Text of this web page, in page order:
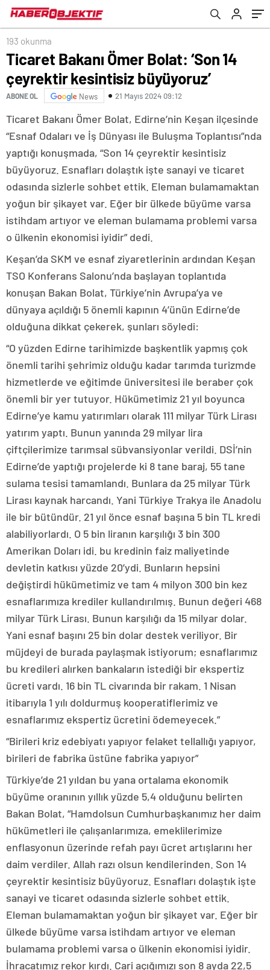
193 okunma
Ticaret Bakanı Ömer Bolat: ‘Son 14
çeyrektir kesintisiz büyüyoruz’
ABONE OL News 21 Mayıs 2024 09:12
Ticaret Bakanı Ömer Bolat, Edirne’nin Keşan ilçesinde
“Esnaf Odaları ve İş Dünyası ile Buluşma Toplantısı”nda
yaptığı konuşmada, “Son 14 çeyrektir kesintisiz
büyüyoruz. Esnafları dolaştık işte sanayi ve ticaret
odasında sizlerle sohbet ettik. Eleman bulamamaktan
yoğun bir şikayet var. Eğer bir ülkede büyüme varsa
istihdam artıyor ve eleman bulamama problemi varsa
o ülkenin ekonomisi iyidir” dedi.
Keşan’da SKM ve esnaf ziyaretlerinin ardından Keşan
TSO Konferans Salonu’nda başlayan toplantıda
konuşan Bakan Bolat, Türkiye’nin Avrupa’ya ve
dünyaya açıldığı 5 önemli kapının 4’ünün Edirne’de
olduğuna dikkat çekerek, şunları söyledi:
“O yüzden Edirne tarihimizde başkentlik yapmış çok
önemli tarihi şehrimiz olduğu kadar tarımda turizmde
hizmetlerde ve eğitimde üniversitesi ile beraber çok
önemli bir yer tutuyor. Hükümetimiz 21 yıl boyunca
Edirne’ye kamu yatırımları olarak 111 milyar Türk Lirası
yatırım yaptı. Bunun yanında 29 milyar lira
çiftçilerimize tarımsal sübvansiyonlar verildi. DSİ’nin
Edirne’de yaptığı projelerde ki 8 tane baraj, 55 tane
sulama tesisi tamamlandı. Bunlara da 25 milyar Türk
Lirası kaynak harcandı. Yani Türkiye Trakya ile Anadolu
ile bir bütündür. 21 yıl önce esnaf başına 5 bin TL kredi
alabiliyorlardı. O 5 bin liranın karşılığı 3 bin 300
Amerikan Doları idi. bu kredinin faiz maliyetinde
devletin katkısı yüzde 20’ydi. Bunların hepsini
değiştirdi hükümetimiz ve tam 4 milyon 300 bin kez
esnaflarımıza krediler kullandırılmış. Bunun değeri 468
milyar Türk Lirası. Bunun karşılığı da 15 milyar dolar.
Yani esnaf başını 25 bin dolar destek veriliyor. Bir
müjdeyi de burada paylaşmak istiyorum; esnaflarımız
bu kredileri alırken bankaların istediği bir ekspertiz
ücreti vardı. 16 bin TL civarında bir rakam. 1 Nisan
itibarıyla 1 yılı doldurmuş kooperatiflerimiz ve
esnaflarımız ekspertiz ücretini ödemeyecek.”
“Birileri kriz edebiyatı yapıyor felaket tellallığı yapıyor,
birileri de fabrika üstüne fabrika yapıyor”
Türkiye’de 21 yıldan bu yana ortalama ekonomik
büyüme oranının yıllık yüzde 5,4 olduğunu belirten
Bakan Bolat, “Hamdolsun Cumhurbaşkanımız her daim
hükümetleri ile çalışanlarımıza, emeklilerimize
enflasyonun üzerinde refah payı ücret artışlarını her
daim verdiler. Allah razı olsun kendilerinden. Son 14
çeyrektir kesintisiz büyüyoruz. Esnafları dolaştık işte
sanayi ve ticaret odasında sizlerle sohbet ettik.
Eleman bulamamaktan yoğun bir şikayet var. Eğer bir
ülkede büyüme varsa istihdam artıyor ve eleman
bulamama problemi varsa o ülkenin ekonomisi iyidir.
İhracatımız rekor kırdı. Cari açığımızı son 8 ayda 22,5